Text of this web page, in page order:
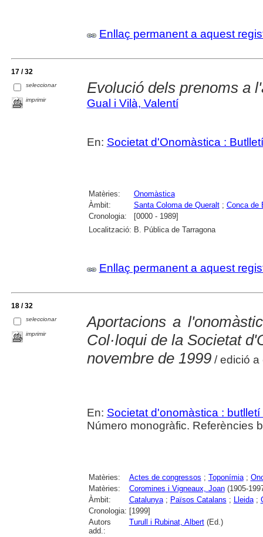
Enllaç permanent a aquest
17 / 32
seleccionar
imprimir
Evolució dels prenoms a
Gual i Vilà, Valentí
En: Societat d'Onomàstica :
Matèries:
Onomàstica
Àmbit:
Santa Coloma de Queralt; Conca de
Cronologia:
[0000 - 1989]
Localització: B. Pública de Tarragona
Enllaç permanent a aquest
18 / 32
seleccionar
imprimir
Aportacions a
Col·loqui de la Societat
novembre de 1999/ edició a
En: Societat d'onomàstica : butlletí
Número monogràfic. Referències
Matèries: Actes de congressos ; Toponímia;
Matèries:
Coromines i Vigneaux, Joan(1905-
Àmbit:
Catalunya; Països Catalans ; Lleida;
Cronologia: [1999]
Autors
add.:
Turull i Rubinat, Albert(Ed.)